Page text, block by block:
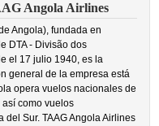
Angola Airlines
Angola), fundada en
DTA - Divisão dos
el 17 julio 1940, es la
general de la empresa está
opera vuelos nacionales de
como vuelos
del Sur. TAAG Angola Airlines